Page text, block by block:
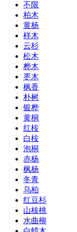
不限
柏木
黄杨
样木
云杉
松木
桦木
枣木
枫香
朴树
银桦
黄桐
红桉
白桉
泡桐
赤杨
枫杨
冬青
乌柏
红豆杉
山核桃
水曲柳